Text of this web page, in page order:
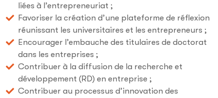
liées à l’entrepreneuriat ;
Favoriser la création d’une plateforme de réflexion
réunissant les universitaires et les entrepreneurs ;
Encourager l’embauche des titulaires de doctorat
dans les entreprises ;
Contribuer à la diffusion de la recherche et
développement (RD) en entreprise ;
Contribuer au processus d’innovation des